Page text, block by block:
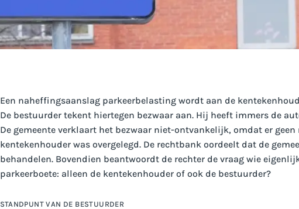
Een naheffingsaanslag parkeerbelasting wordt aan de
De bestuurder tekent hiertegen bezwaar aan. Hij heeft immers de
De gemeente verklaart het bezwaar niet-ontvankelijk, omdat er
kentekenhouder was overgelegd. De rechtbank oordeelt dat de
behandelen. Bovendien beantwoordt de rechter de vraag wie
parkeerboete: alleen de kentekenhouder of ook de bestuurder?
STANDPUNT VAN DE BESTUURDER